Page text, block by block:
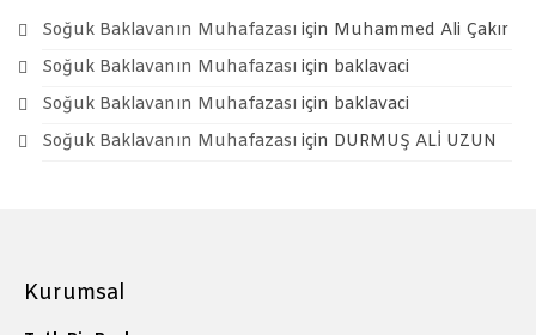
Soğuk Baklavanın Muhafazası için Muhammed Ali Çakır
Soğuk Baklavanın Muhafazası için baklavaci
Soğuk Baklavanın Muhafazası için baklavaci
Soğuk Baklavanın Muhafazası için DURMUŞ ALİ UZUN
Kurumsal